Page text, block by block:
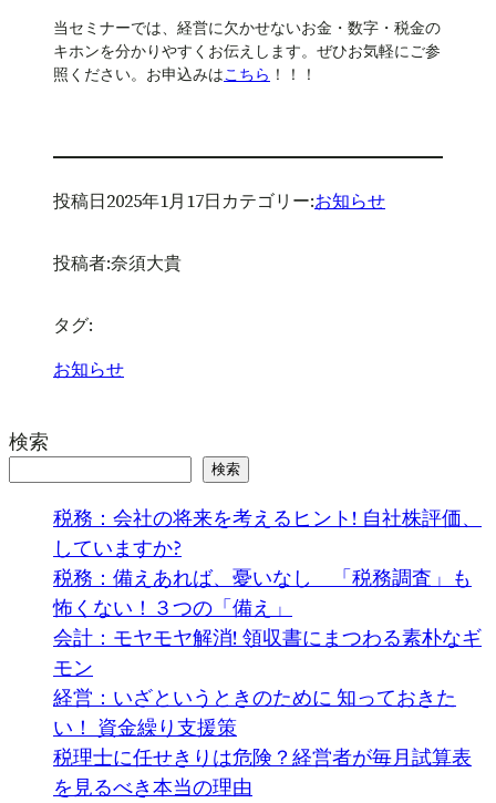
当セミナーでは、経営に欠かせないお金・数字・税金の
キホンを分かりやすくお伝えします。ぜひお気軽にご参
照ください。お申込みはこちら ！！！
投稿日2025年1月17日カテゴリー:お知らせ
投稿者:奈須大貴
タグ:
お知らせ
検索
検索
税務：会社の将来を考えるヒント! 自社株評価、
していますか?
税務：備えあれば、憂いなし 「税務調査」も
怖くない！３つの「備え」
会計：モヤモヤ解消! 領収書にまつわる素朴なギ
モン
経営：いざというときのために 知っておきた
い！ 資金繰り支援策
税理士に任せきりは危険？経営者が毎月試算表
を見るべき本当の理由